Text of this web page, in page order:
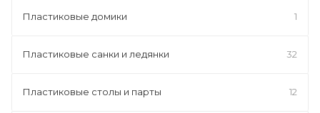
Пластиковые домики 1
Пластиковые санки и ледянки 32
Пластиковые столы и парты 12